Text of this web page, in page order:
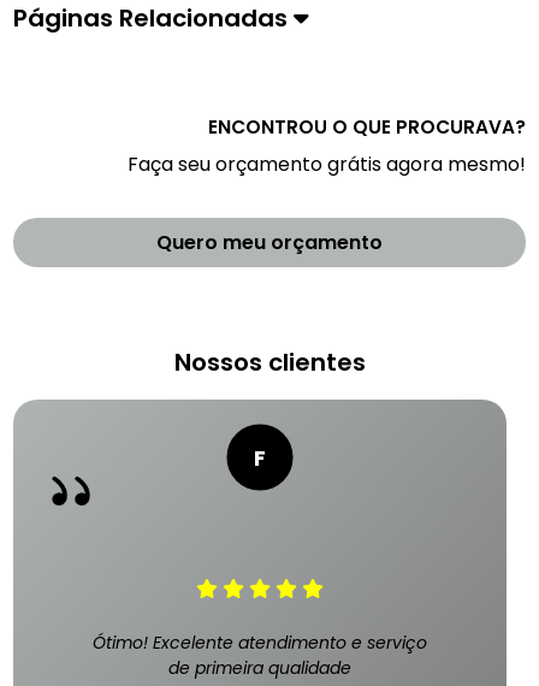
Páginas Relacionadas
ENCONTROU O QUE PROCURAVA?
Faça seu orçamento grátis agora mesmo!
Quero meu orçamento
Nossos clientes
Ótimo! Excelente atendimento e serviço
de primeira qualidade